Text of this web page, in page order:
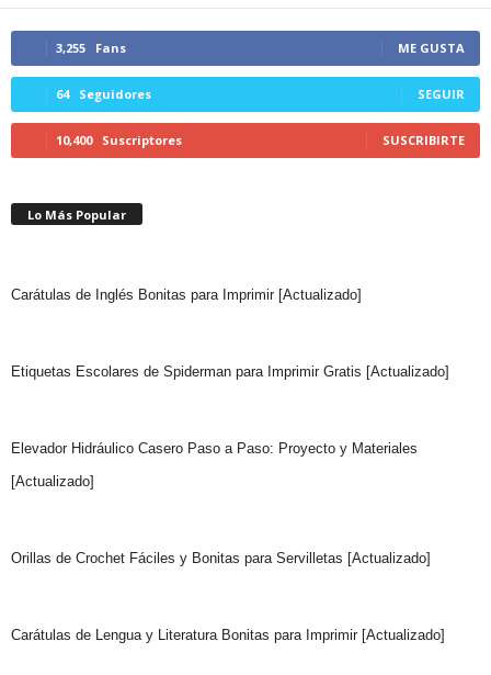
3,255 Fans ME GUSTA
64 Seguidores SEGUIR
10,400 Suscriptores SUSCRIBIRTE
Lo Más Popular
Carátulas de Inglés Bonitas para Imprimir [Actualizado]
Etiquetas Escolares de Spiderman para Imprimir Gratis [Actualizado]
Elevador Hidráulico Casero Paso a Paso: Proyecto y Materiales
[Actualizado]
Orillas de Crochet Fáciles y Bonitas para Servilletas [Actualizado]
Carátulas de Lengua y Literatura Bonitas para Imprimir [Actualizado]